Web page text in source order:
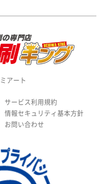
アート
サービス利用規約
情報セキュリティ基本方針
お問い合わせ